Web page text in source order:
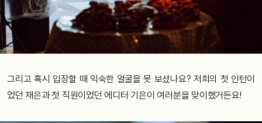
그리고 혹시 입장할 때 익숙한 얼굴을 못 보셨나요? 저희의 첫 인턴이
었던 재은과 첫 직원이었던 에디터 기은이 여러분을 맞이했거든요!